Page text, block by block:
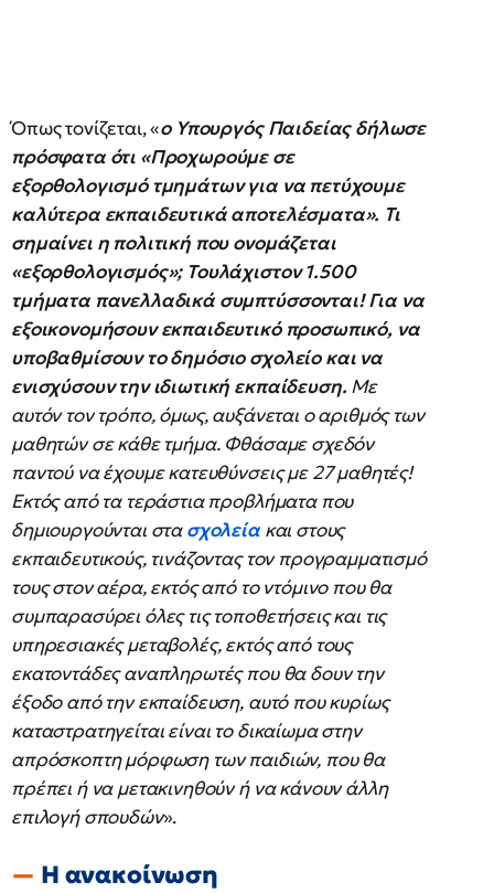
Όπως τονίζεται, «ο Υπουργός Παιδείας δήλωσε
πρόσφατα ότι «Προχωρούμε σε
εξορθολογισμό τμημάτων για να πετύχουμε
καλύτερα εκπαιδευτικά αποτελέσματα». Τι
σημαίνει η πολιτική που ονομάζεται
«εξορθολογισμός»; Τουλάχιστον 1.500
τμήματα πανελλαδικά συμπτύσσονται! Για να
εξοικονομήσουν εκπαιδευτικό προσωπικό, να
υποβαθμίσουν το δημόσιο σχολείο και να
ενισχύσουν την ιδιωτική εκπαίδευση. Με
αυτόν τον τρόπο, όμως, αυξάνεται ο αριθμός των
μαθητών σε κάθε τμήμα. Φθάσαμε σχεδόν
παντού να έχουμε κατευθύνσεις με 27 μαθητές!
Εκτός από τα τεράστια προβλήματα που
δημιουργούνται στασχολείακαι στους
εκπαιδευτικούς, τινάζοντας τον προγραμματισμό
τους στον αέρα, εκτός από το ντόμινο που θα
συμπαρασύρει όλες τις τοποθετήσεις και τις
υπηρεσιακές μεταβολές, εκτός από τους
εκατοντάδες αναπληρωτές που θα δουν την
έξοδο από την εκπαίδευση, αυτό που κυρίως
καταστρατηγείται είναι το δικαίωμα στην
απρόσκοπτη μόρφωση των παιδιών, που θα
πρέπει ή να μετακινηθούν ή να κάνουν άλλη
επιλογή σπουδών».
Η ανακοίνωση